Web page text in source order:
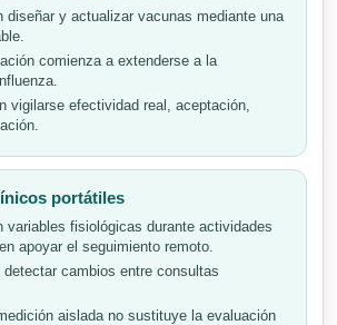
diseñar y actualizar vacunas mediante una
comienza a extenderse a la
vigilarse efectividad real, aceptación,
portátiles
variables fisiológicas durante actividades
apoyar el seguimiento remoto.
detectar cambios entre consultas
aislada no sustituye la evaluación